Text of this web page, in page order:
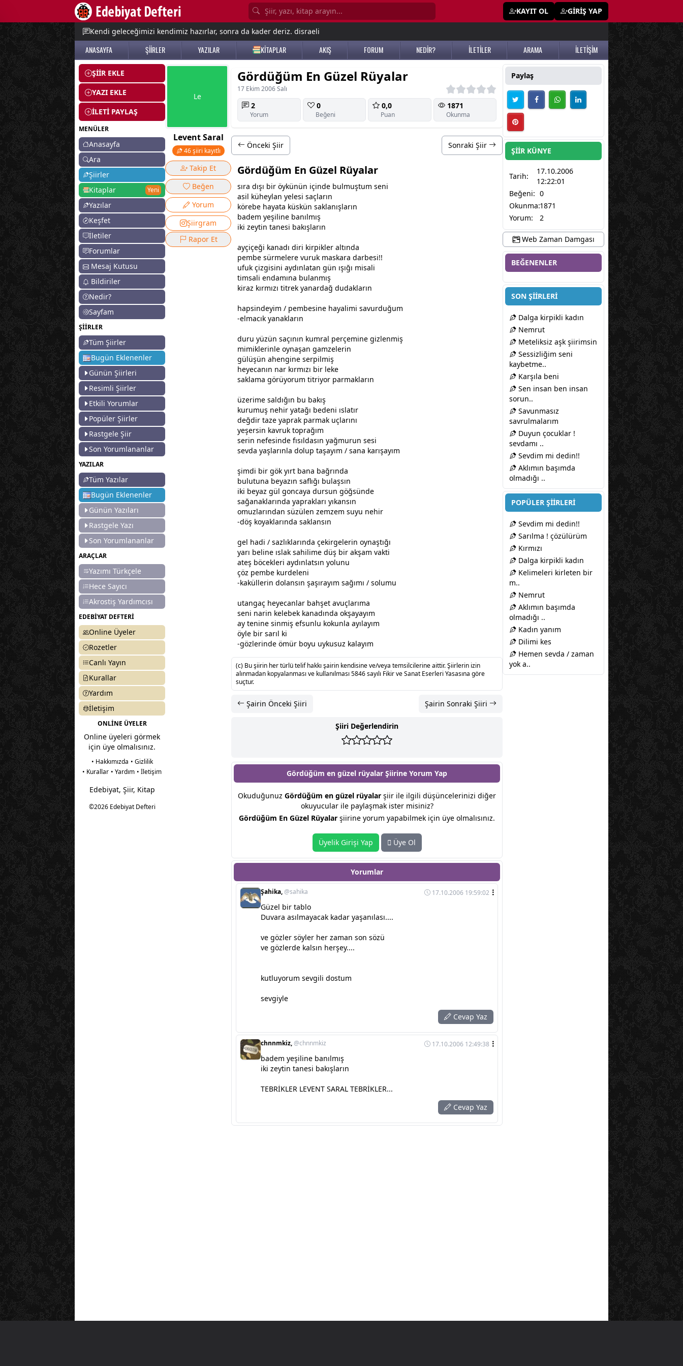
KAYIT OL GİRİŞ YAP
Kendi geleceğimizi kendimiz hazırlar, sonra da kader deriz. disraeli
ANASAYFA ŞİİRLER YAZILAR KİTAPLAR AKIŞ FORUM NEDİR? İLETİLER ARAMA İLETİŞİM
ŞİİR EKLE
YAZI EKLE
İLETİ PAYLAŞ
MENÜLER
Anasayfa
Ara
Şiirler
Kitaplar
Yeni
Yazılar
Keşfet
İletiler
Forumlar
Mesaj Kutusu
Bildiriler
Nedir?
Sayfam
ŞİİRLER
Tüm Şiirler
Bugün Eklenenler
Günün Şiirleri
Resimli Şiirler
Etkili Yorumlar
Popüler Şiirler
Rastgele Şiir
Son Yorumlananlar
YAZILAR
Tüm Yazılar
Bugün Eklenenler
Günün Yazıları
Rastgele Yazı
Son Yorumlananlar
ARAÇLAR
Yazımı Türkçele
Hece Sayıcı
Akrostiş Yardımcısı
EDEBİYAT DEFTERİ
Online Üyeler
Rozetler
Canlı Yayın
Kurallar
Yardım
İletişim
ONLİNE ÜYELER
Online üyeleri görmek
için üye olmalısınız.
• Hakkımızda • Gizlilik
• Kurallar • Yardım • İletişim
Edebiyat, Şiir, Kitap
©2026 Edebiyat Defteri
Le
Levent Saral
46 şiiri kayıtlı
Takip Et
Beğen
Yorum
Şiirgram
Rapor Et
Gördüğüm En Güzel Rüyalar
17 Ekim 2006 Salı
2
Yorum
0
Beğeni
0,0
Puan
1871
Okunma
Önceki Şiir Sonraki Şiir
Gördüğüm En Güzel Rüyalar
sıra dışı bir öykünün içinde bulmuştum seni
asil küheylan yelesi saçların
körebe hayata küskün saklanışların
badem yeşiline banılmış
iki zeytin tanesi bakışların
ayçiçeği kanadı diri kirpikler altında
pembe sürmelere vuruk maskara darbesi!!
ufuk çizgisini aydınlatan gün ışığı misali
timsali endamına bulanmış
kiraz kırmızı titrek yanardağ dudakların
hapsindeyim / pembesine hayalimi savurduğum
-elmacık yanakların
duru yüzün saçının kumral perçemine gizlenmiş
mimiklerinle oynaşan gamzelerin
gülüşün ahengine serpilmiş
heyecanın nar kırmızı bir leke
saklama görüyorum titriyor parmakların
üzerime saldığın bu bakış
kurumuş nehir yatağı bedeni ıslatır
değdir taze yaprak parmak uçlarını
yeşersin kavruk toprağım
serin nefesinde fısıldasın yağmurun sesi
sevda yaşlarınla dolup taşayım / sana karışayım
şimdi bir gök yırt bana bağrında
bulutuna beyazın saflığı bulaşsın
iki beyaz gül goncaya dursun göğsünde
sağanaklarında yaprakları yıkansın
omuzlarından süzülen zemzem suyu nehir
-döş koyaklarında saklansın
gel hadi / sazlıklarında çekirgelerin oynaştığı
yarı beline ıslak sahilime düş bir akşam vakti
ateş böcekleri aydınlatsın yolunu
çöz pembe kurdeleni
-kaküllerin dolansın şaşırayım sağımı / solumu
utangaç heyecanlar bahşet avuçlarıma
seni narin kelebek kanadında okşayayım
ay tenine sinmiş efsunlu kokunla ayılayım
öyle bir sarıl ki
-gözlerinde ömür boyu uykusuz kalayım
(c) Bu şiirin her türlü telif hakkı şairin kendisine ve/veya temsilcilerine aittir. Şiirlerin izin
alınmadan kopyalanması ve kullanılması 5846 sayılı Fikir ve Sanat Eserleri Yasasına göre
suçtur.
Şairin Önceki Şiiri Şairin Sonraki Şiiri
Şiiri Değerlendirin
Gördüğüm en güzel rüyalar Şiirine Yorum Yap
Okuduğunuz Gördüğüm en güzel rüyalar şiir ile ilgili düşüncelerinizi diğer
okuyucular ile paylaşmak ister misiniz?
Gördüğüm En Güzel Rüyalar şiirine yorum yapabilmek için üye olmalısınız.
Üyelik Girişi Yap Üye Ol
Yorumlar
Şahika,@sahika 17.10.2006 19:59:02
Güzel bir tablo
Duvara asılmayacak kadar yaşanılası....
ve gözler söyler her zaman son sözü
ve gözlerde kalsın herşey....
kutluyorum sevgili dostum
sevgiyle
Cevap Yaz
chnnmkiz,@chnnmkiz 17.10.2006 12:49:38
badem yeşiline banılmış
iki zeytin tanesi bakışların
TEBRİKLER LEVENT SARAL TEBRİKLER...
Cevap Yaz
Paylaş
ŞİİR KÜNYE
Tarih:
17.10.2006
12:22:01
Beğeni: 0
Okunma:1871
Yorum:
2
Web Zaman Damgası
BEĞENENLER
SON ŞİİRLERİ
Dalga kirpikli kadın
Nemrut
Meteliksiz aşk şiirimsin
Sessizliğim seni
kaybetme..
Karşıla beni
Sen insan ben insan
sorun..
Savunmasız
savrulmalarım
Duyun çocuklar !
sevdamı ..
Sevdim mi dedin!!
Aklımın başımda
olmadığı ..
POPÜLER ŞİİRLERİ
Sevdim mi dedin!!
Sarılma ! çözülürüm
Kırmızı
Dalga kirpikli kadın
Kelimeleri kirleten bir
m..
Nemrut
Aklımın başımda
olmadığı ..
Kadın yanım
Dilimi kes
Hemen sevda / zaman
yok a..
menu